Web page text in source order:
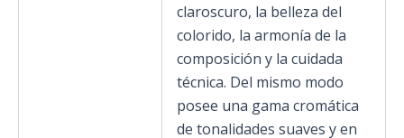
claroscuro, la belleza del
colorido, la armonía de la
composición y la cuidada
técnica. Del mismo modo
posee una gama cromática
de tonalidades suaves y en